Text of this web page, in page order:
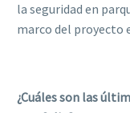
la seguridad en
marco del proyecto
¿Cuáles son las